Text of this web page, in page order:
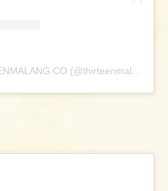
A post shared by THIRTEENMALANG.CO (@thirteenmalang.co)